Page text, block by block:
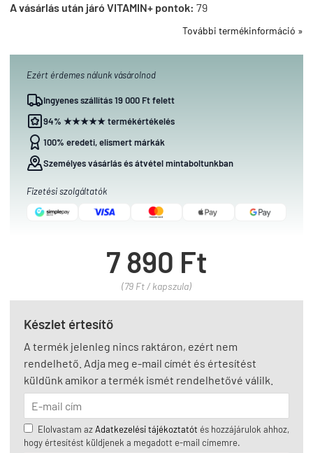
A vásárlás után járó VITAMIN+ pontok: 79
További termékinformáció »
Ezért érdemes nálunk vásárolnod
Ingyenes szállítás 19 000 Ft felett
94% ★★★★★ termékértékelés
100% eredeti, elismert márkák
Személyes vásárlás és átvétel mintaboltunkban
Fizetési szolgáltatók
7 890 Ft
(79 Ft / kapszula)
Készlet értesítő
A termék jelenleg nincs raktáron, ezért nem
rendelhető. Adja meg e-mail címét és értesítést
küldünk amikor a termék ismét rendelhetővé válilk.
Elolvastam azAdatkezelési tájékoztatót és hozzájárulok ahhoz,
hogy értesítést küldjenek a megadott e-mail címemre.